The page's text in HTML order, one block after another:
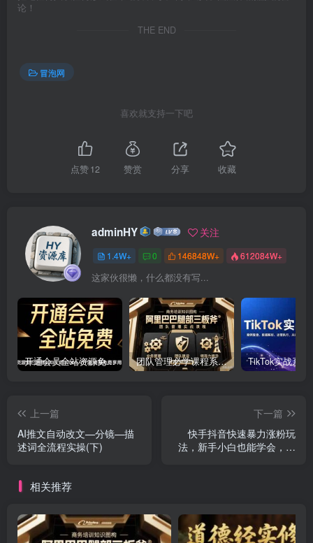
论！
THE END
冒泡网
喜欢就支持一下吧
点赞12 赞赏 分享 收藏
adminHY 关注
1.4W+ 0 146848W+ 612084W+
这家伙很懒，什么都没有写...
开通会员全站资源免费下载 开通VIP会员 HY资源库 团队管理必学课程系列，阿里巴巴“腿部三板斧”
上一篇
AI推文自动改文—分镜—描
述词全流程实操(下)
下一篇
快手抖音快速暴力涨粉玩
法，新手小白也能学会，一
相关推荐